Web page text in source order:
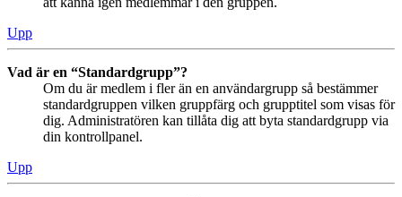
Upp
Vad är en “Standardgrupp”?
Om du är medlem i fler än en användargrupp så bestämmer
standardgruppen vilken gruppfärg och grupptitel som visas för
dig. Administratören kan tillåta dig att byta standardgrupp via
din kontrollpanel.
Upp